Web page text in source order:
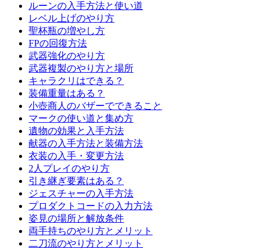
ルーンの入手方法と使い道
レベル上げのやり方
聖杯瓶の増やし方
FPの回復方法
武器強化のやり方
武器複製のやり方と場所
キャラクリはできる？
装備重量はある？
小壺商人のバザーでできること
マークの使い道と集め方
遺物の効果と入手方法
献器の入手方法と装備方法
衣装の入手・変更方法
2人プレイのやり方
引き継ぎ要素はある？
ジェスチャーの入手方法
プロダクトコードの入力方法
姿見の場所と解放条件
両手持ちのやり方とメリット
二刀流のやり方とメリット